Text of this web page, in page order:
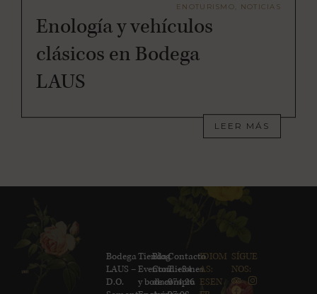
ENOTURISMO, NOTICIAS
Enología y vehículos
clásicos en Bodega
LAUS
LEER MÁS
Bodega
LAUS –
D.O.
Tienda
Eventos
y bodas
Blog
Condiciones
de compra
Contacto
T. +34
974 26
IDIOM
AS:
ESEN
SÍGUE
NOS: